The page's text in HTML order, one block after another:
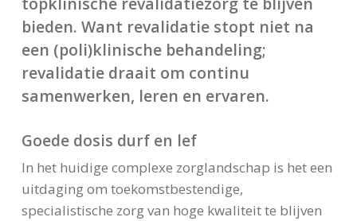
bieden. Want revalidatie stopt niet na
een (poli)klinische behandeling;
revalidatie draait om continu
samenwerken, leren en ervaren.
Goede dosis durf en lef
In het huidige complexe zorglandschap is het een
uitdaging om toekomstbestendige,
specialistische zorg van hoge kwaliteit te blijven